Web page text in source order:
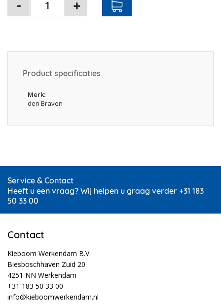
Product specificaties
Merk
den Braven
Service & Contact
Heeft u een vraag? Wij helpen u graag verder +31 183
50 33 00
Contact
Kieboom Werkendam B.V.
Biesboschhaven Zuid 20
4251 NN Werkendam
+31 183 50 33 00
info@kieboomwerkendam.nl